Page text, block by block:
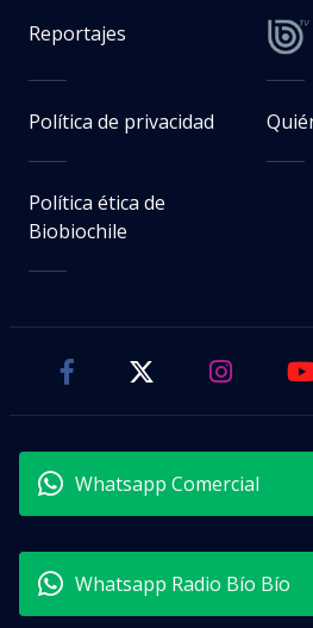
Reportajes
Política de privacidad
Política ética de
Biobiochile
Whatsapp Comercial
Whatsapp Radio Bío Bío